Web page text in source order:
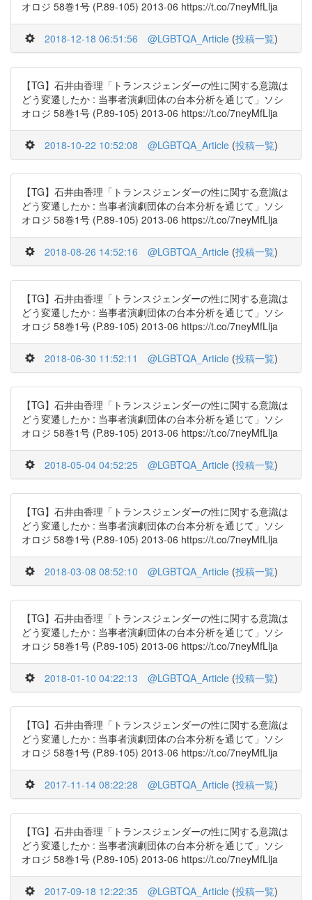
オロジ 58巻1号 (P.89-105) 2013-06 https://t.co/7neyMfLlja
2018-12-18 06:51:56 @LGBTQA_Article (投稿一覧)
【TG】石井由香理「トランスジェンダーの性に関する意識は
どう変遷したか : 当事者演劇団体の台本分析を通じて」ソシ
オロジ 58巻1号 (P.89-105) 2013-06 https://t.co/7neyMfLlja
2018-10-22 10:52:08 @LGBTQA_Article (投稿一覧)
【TG】石井由香理「トランスジェンダーの性に関する意識は
どう変遷したか : 当事者演劇団体の台本分析を通じて」ソシ
オロジ 58巻1号 (P.89-105) 2013-06 https://t.co/7neyMfLlja
2018-08-26 14:52:16 @LGBTQA_Article (投稿一覧)
【TG】石井由香理「トランスジェンダーの性に関する意識は
どう変遷したか : 当事者演劇団体の台本分析を通じて」ソシ
オロジ 58巻1号 (P.89-105) 2013-06 https://t.co/7neyMfLlja
2018-06-30 11:52:11 @LGBTQA_Article (投稿一覧)
【TG】石井由香理「トランスジェンダーの性に関する意識は
どう変遷したか : 当事者演劇団体の台本分析を通じて」ソシ
オロジ 58巻1号 (P.89-105) 2013-06 https://t.co/7neyMfLlja
2018-05-04 04:52:25 @LGBTQA_Article (投稿一覧)
【TG】石井由香理「トランスジェンダーの性に関する意識は
どう変遷したか : 当事者演劇団体の台本分析を通じて」ソシ
オロジ 58巻1号 (P.89-105) 2013-06 https://t.co/7neyMfLlja
2018-03-08 08:52:10 @LGBTQA_Article (投稿一覧)
【TG】石井由香理「トランスジェンダーの性に関する意識は
どう変遷したか : 当事者演劇団体の台本分析を通じて」ソシ
オロジ 58巻1号 (P.89-105) 2013-06 https://t.co/7neyMfLlja
2018-01-10 04:22:13 @LGBTQA_Article (投稿一覧)
【TG】石井由香理「トランスジェンダーの性に関する意識は
どう変遷したか : 当事者演劇団体の台本分析を通じて」ソシ
オロジ 58巻1号 (P.89-105) 2013-06 https://t.co/7neyMfLlja
2017-11-14 08:22:28 @LGBTQA_Article (投稿一覧)
【TG】石井由香理「トランスジェンダーの性に関する意識は
どう変遷したか : 当事者演劇団体の台本分析を通じて」ソシ
オロジ 58巻1号 (P.89-105) 2013-06 https://t.co/7neyMfLlja
2017-09-18 12:22:35 @LGBTQA_Article (投稿一覧)